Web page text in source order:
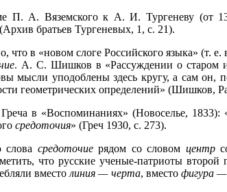
П. А. Вяземского к А. И. Тургеневу (от
братьев Тургеневых, 1, с. 21).
что в «новом слоге Российского языка» (т. е.
. А. С. Шишков в «Рассуждении о старом и
мысли уподоблены здесь кругу, а сам он,
геометрических определений» (Шишков,
в «Воспоминаниях» (Новоселье, 1833):
средоточия» (Греч 1930, с. 273).
слова средоточиерядом со словом центр
что русские ученые-патриоты
вместолиния — черта, вместо фигура —